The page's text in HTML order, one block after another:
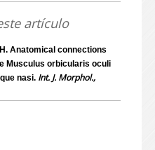
artículo
H. Anatomical connections
Musculus orbicularis oculi
nasi. Int. J. Morphol.,